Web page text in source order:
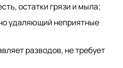
остатки грязи и мыла;
удаляющий неприятные
разводов, не требует